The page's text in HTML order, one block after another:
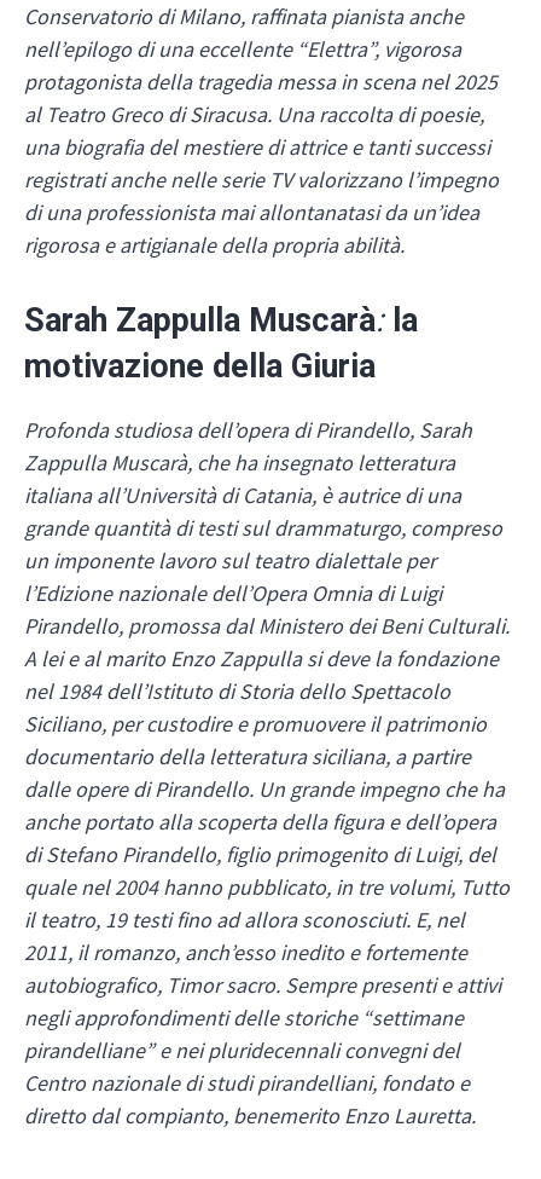
Conservatorio di Milano, raffinata pianista anche
nell’epilogo di una eccellente “Elettra”, vigorosa
protagonista della tragedia messa in scena nel 2025
al Teatro Greco di Siracusa. Una raccolta di poesie,
una biografia del mestiere di attrice e tanti successi
registrati anche nelle serie TV valorizzano l’impegno
di una professionista mai allontanatasi da un’idea
rigorosa e artigianale della propria abilità.
Sarah Zappulla Muscarà: la
motivazione della Giuria
Profonda studiosa dell’opera di Pirandello, Sarah
Zappulla Muscarà, che ha insegnato lettera­tura
italiana all’Università di Catania, è autrice di una
grande quantità di testi sul dramma­turgo, compreso
un imponente lavoro sul teatro dialettale per
l’Edizione nazionale dell’Opera Omnia di Luigi
Pirandello, promossa dal Ministero dei Beni Culturali.
A lei e al marito Enzo Zappulla si deve la fondazione
nel 1984 dell’Istituto di Storia dello Spettacolo
Siciliano, per cu­stodire e promuovere il patrimonio
documentario della letteratura siciliana, a partire
dalle opere di Pirandello. Un grande impegno che ha
anche portato alla scoperta della figura e dell’opera
di Stefano Pirandello, figlio primogenito di Luigi, del
quale nel 2004 hanno pubblicato, in tre vo­lumi, Tutto
il teatro, 19 testi fino ad allora sconosciuti. E, nel
2011, il romanzo, anch’esso inedito e fortemente
autobiografico, Timor sacro. Sempre presenti e attivi
negli approfondimenti delle storiche “settimane
pirandelliane” e nei pluridecennali convegni del
Centro nazionale di studi pirandelliani, fondato e
diretto dal compianto, benemerito Enzo Lauretta.